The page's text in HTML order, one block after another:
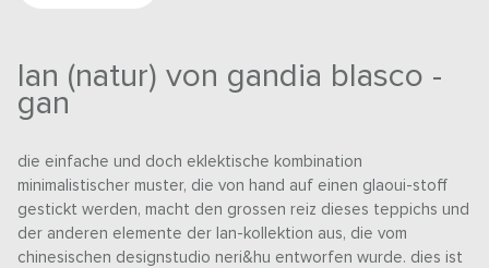
lan (natur) von gandia blasco -
gan
die einfache und doch eklektische kombination
minimalistischer muster, die von hand auf einen glaoui-stoff
gestickt werden, macht den grossen reiz dieses teppichs und
der anderen elemente der lan-kollektion aus, die vom
chinesischen designstudio neri&hu entworfen wurde. dies ist